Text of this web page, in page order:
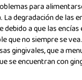
para
La degradación de las
debido a que las
que no siempre se
gingivales, que a
se encuentran con